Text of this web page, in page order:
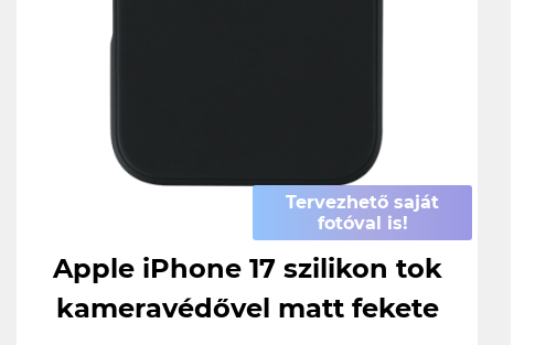
Tervezhető saját
fotóval is!
Apple iPhone 17 szilikon tok
kameravédővel matt fekete